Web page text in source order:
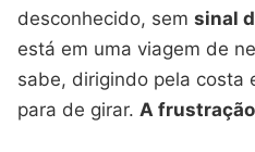
desconhecido, sem sinal
está em uma viagem de
sabe, dirigindo pela costa
para de girar. A